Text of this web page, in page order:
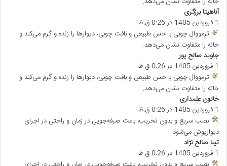
آناهیتا برزگری
ف
ت
:
1 فروردین 1405 در 0:26 ق.ظ
ترمووال چوبی با حس طبیعی و بافت چوبی، دیوارها را زنده و گرم می‌کند و
خانه را متفاوت نشان می‌دهد.
جاوید صالح پورگ
ف
ت
:
1 فروردین 1405 در 0:26 ق.ظ
ترمووال چوبی با حس طبیعی و بافت چوبی، دیوارها را زنده و گرم می‌کند و
خانه را متفاوت نشان می‌دهد.
خاتون علمداری
ف
ت
:
1 فروردین 1405 در 0:26 ق.ظ
نصب سریع و بدون تخریب، باعث صرفه‌جویی در زمان و راحتی در اجرای
دیوارپوش می‌شود.
تینا صالح نژاد
ف
1 فروردین 1405 در 0:26 ق.ظ